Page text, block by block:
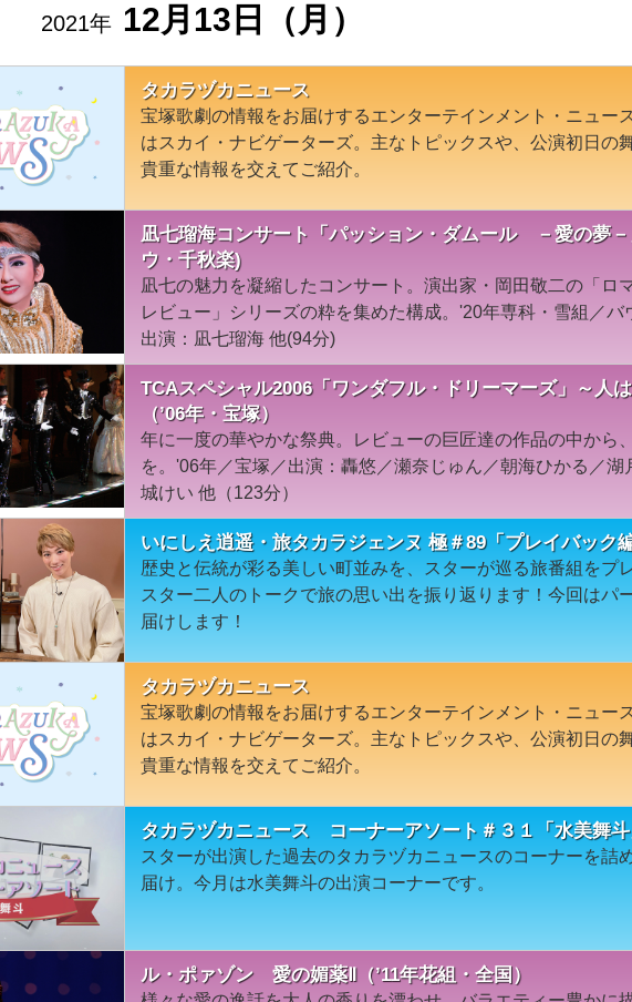
2021年 12月13日（月）
タカラヅカニュース
宝塚歌劇の情報をお届けするエンターテインメント・ニュー
はスカイ・ナビゲーターズ。主なトピックスや、公演初日の
貴重な情報を交えてご紹介。
凪七瑠海コンサート「パッション・ダムール －愛の夢
ウ・千秋楽)
凪七の魅力を凝縮したコンサート。演出家・岡田敬二の「ロ
レビュー」シリーズの粋を集めた構成。'20年専科・雪組／バ
出演：凪七瑠海 他(94分)
TCAスペシャル2006「ワンダフル・ドリーマーズ」～人
（’06年・宝塚）
年に一度の華やかな祭典。レビューの巨匠達の作品の中から
を。'06年／宝塚／出演：轟悠／瀬奈じゅん／朝海ひかる／湖
城けい 他（123分）
いにしえ逍遥・旅タカラジェンヌ 極＃89「プレイバック
歴史と伝統が彩る美しい町並みを、スターが巡る旅番組をプ
スター二人のトークで旅の思い出を振り返ります！今回はパ
届けします！
タカラヅカニュース
宝塚歌劇の情報をお届けするエンターテインメント・ニュー
はスカイ・ナビゲーターズ。主なトピックスや、公演初日の
貴重な情報を交えてご紹介。
タカラヅカニュース コーナーアソート＃３１「水美舞斗
スターが出演した過去のタカラヅカニュースのコーナーを詰
届け。今月は水美舞斗の出演コーナーです。
ル・ポァゾン 愛の媚薬Ⅱ（’11年花組・全国）